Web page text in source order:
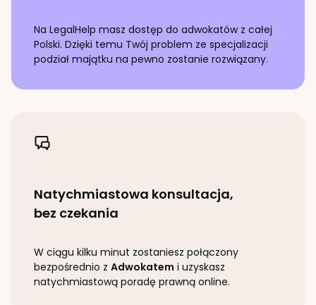
Na LegalHelp masz dostęp do adwokatów z całej
Polski. Dzięki temu Twój problem ze specjalizacji
podział majątku na pewno zostanie rozwiązany.
Natychmiastowa konsultacja,
bez czekania
W ciągu kilku minut zostaniesz połączony
bezpośrednio z Adwokatem i uzyskasz
natychmiastową poradę prawną online.